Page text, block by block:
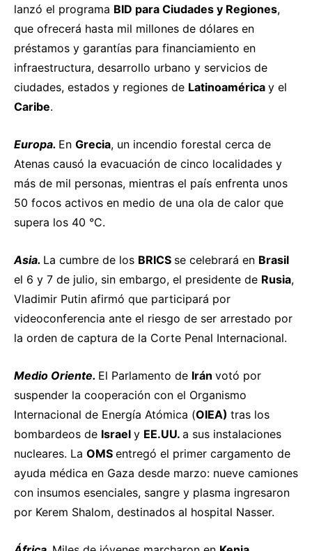
lanzó el programa BID para Ciudades y Regiones,
que ofrecerá hasta mil millones de dólares en
préstamos y garantías para financiamiento en
infraestructura, desarrollo urbano y servicios de
ciudades, estados y regiones de Latinoamérica y el
Caribe.
Europa. En Grecia, un incendio forestal cerca de
Atenas causó la evacuación de cinco localidades y
más de mil personas, mientras el país enfrenta unos
50 focos activos en medio de una ola de calor que
supera los 40 °C.
Asia. La cumbre de los BRICS se celebrará en Brasil
el 6 y 7 de julio, sin embargo, el presidente de Rusia,
Vladimir Putin afirmó que participará por
videoconferencia ante el riesgo de ser arrestado por
la orden de captura de la Corte Penal Internacional.
Medio Oriente. El Parlamento de Irán votó por
suspender la cooperación con el Organismo
Internacional de Energía Atómica (OIEA) tras los
bombardeos de Israel y EE.UU. a sus instalaciones
nucleares. La OMS entregó el primer cargamento de
ayuda médica en Gaza desde marzo: nueve camiones
con insumos esenciales, sangre y plasma ingresaron
por Kerem Shalom, destinados al hospital Nasser.